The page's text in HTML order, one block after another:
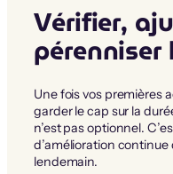
Vérifier,
Une fois vos premières
garder le cap sur la
n’est pas optionnel.
d’amélioration continue
lendemain.